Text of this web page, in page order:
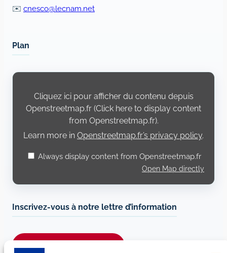
✉️ cnesco@lecnam.net
Plan
Display
Openstreetmap.fr
Cliquez ici pour afficher du contenu depuis
Openstreetmap.fr (Click here to display content
from Openstreetmap.fr).
Learn more in Openstreetmap.fr’s privacy policy.
Always display content from Openstreetmap.fr
Open Map directly
Inscrivez-vous à notre lettre d’information